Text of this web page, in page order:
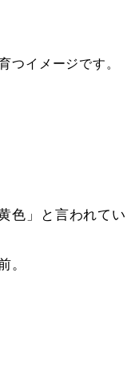
つイメージです。
色」と言われてい
。